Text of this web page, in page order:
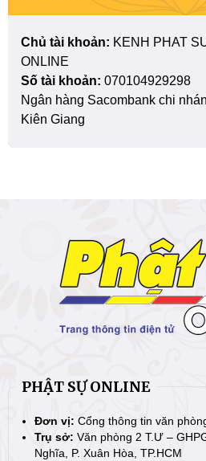
Chủ tài khoản: KENH PHAT
ONLINE
Số tài khoản: 070104929298
Ngân hàng Sacombank chi
Kiên Giang
PHẬT SỰ ONLINE
Đơn vị: Cổng thông tin văn
Trụ sở: Văn phòng 2 T.Ư –
Nghĩa, P. Xuân Hòa, TP.HCM